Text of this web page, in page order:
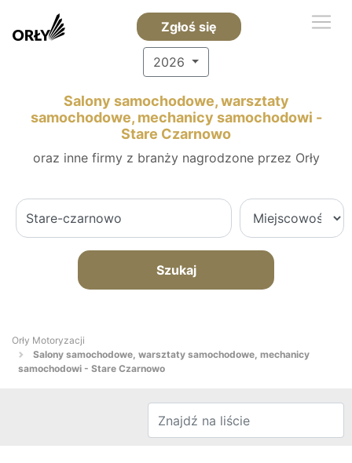
Zgłoś się
2026
Salony samochodowe, warsztaty
samochodowe, mechanicy samochodowi -
Stare Czarnowo
oraz inne firmy z branży nagrodzone przez Orły
Szukaj
Orły Motoryzacji
Salony samochodowe, warsztaty samochodowe, mechanicy
samochodowi - Stare Czarnowo